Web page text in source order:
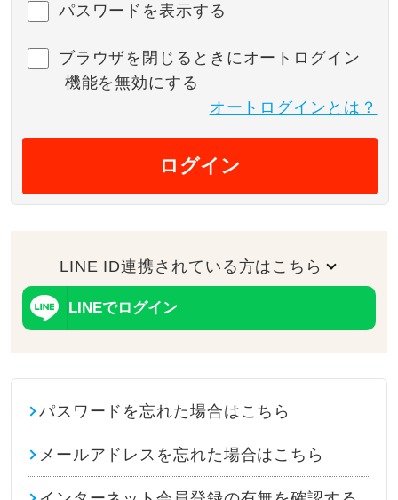
パスワードを表示する
ブラウザを閉じるときにオートログイン
機能を無効にする
オートログインとは？
ログイン
LINE ID連携されている方はこちら
LINEでログイン
パスワードを忘れた場合はこちら
メールアドレスを忘れた場合はこちら